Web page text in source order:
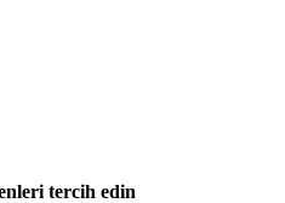
tercih edin